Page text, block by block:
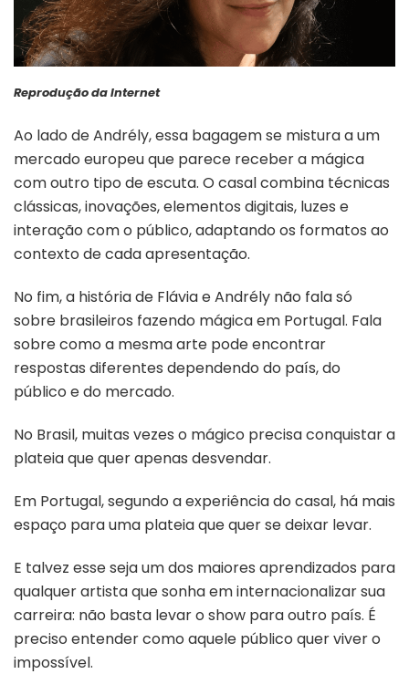
Reprodução da Internet
Ao lado de Andrély, essa bagagem se mistura a um
mercado europeu que parece receber a mágica
com outro tipo de escuta. O casal combina técnicas
clássicas, inovações, elementos digitais, luzes e
interação com o público, adaptando os formatos ao
contexto de cada apresentação.
No fim, a história de Flávia e Andrély não fala só
sobre brasileiros fazendo mágica em Portugal. Fala
sobre como a mesma arte pode encontrar
respostas diferentes dependendo do país, do
público e do mercado.
No Brasil, muitas vezes o mágico precisa conquistar a
plateia que quer apenas desvendar.
Em Portugal, segundo a experiência do casal, há mais
espaço para uma plateia que quer se deixar levar.
E talvez esse seja um dos maiores aprendizados para
qualquer artista que sonha em internacionalizar sua
carreira: não basta levar o show para outro país. É
preciso entender como aquele público quer viver o
impossível.